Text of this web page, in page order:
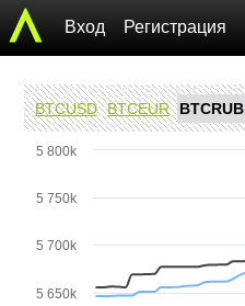
Вход Регистрация
BTCUSD BTCEUR BTCRUB
5 650k
5 700k
5 750k
5 800k